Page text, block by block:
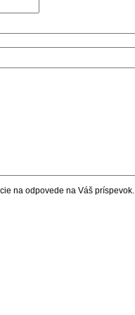
na odpovede na Váš príspevok.